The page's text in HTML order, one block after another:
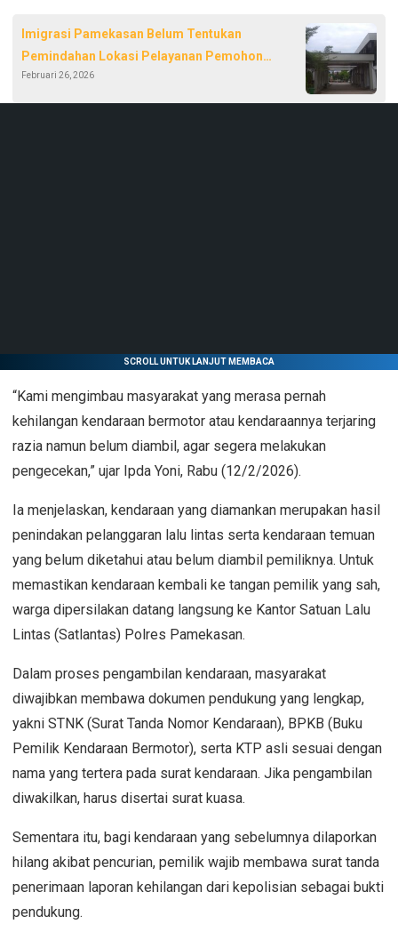
Imigrasi Pamekasan Belum Tentukan
Pemindahan Lokasi Pelayanan Pemohon
Paspor
Februari 26, 2026
SCROLL UNTUK LANJUT MEMBACA
“Kami mengimbau masyarakat yang merasa pernah
kehilangan kendaraan bermotor atau kendaraannya terjaring
razia namun belum diambil, agar segera melakukan
pengecekan,” ujar Ipda Yoni, Rabu (12/2/2026).
Ia menjelaskan, kendaraan yang diamankan merupakan hasil
penindakan pelanggaran lalu lintas serta kendaraan temuan
yang belum diketahui atau belum diambil pemiliknya. Untuk
memastikan kendaraan kembali ke tangan pemilik yang sah,
warga dipersilakan datang langsung ke Kantor Satuan Lalu
Lintas (Satlantas) Polres Pamekasan.
Dalam proses pengambilan kendaraan, masyarakat
diwajibkan membawa dokumen pendukung yang lengkap,
yakni STNK (Surat Tanda Nomor Kendaraan), BPKB (Buku
Pemilik Kendaraan Bermotor), serta KTP asli sesuai dengan
nama yang tertera pada surat kendaraan. Jika pengambilan
diwakilkan, harus disertai surat kuasa.
Sementara itu, bagi kendaraan yang sebelumnya dilaporkan
hilang akibat pencurian, pemilik wajib membawa surat tanda
penerimaan laporan kehilangan dari kepolisian sebagai bukti
pendukung.